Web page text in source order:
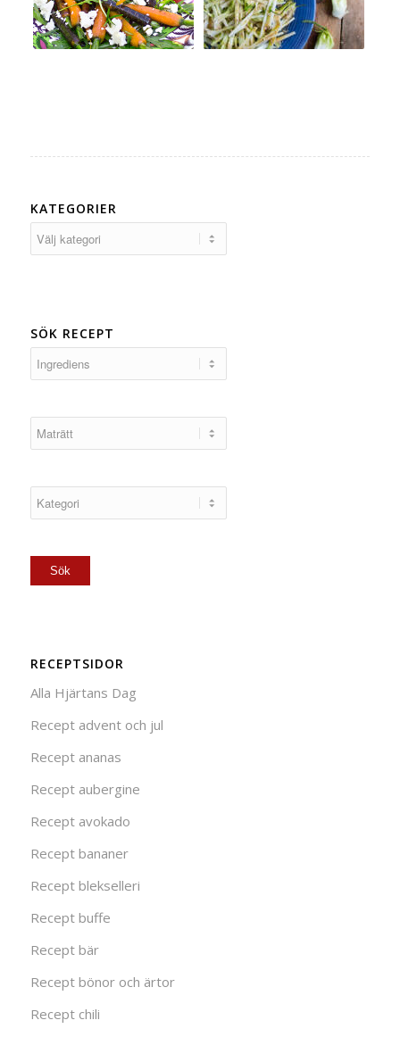
KATEGORIER
SÖK RECEPT
RECEPTSIDOR
Alla Hjärtans Dag
Recept advent och jul
Recept ananas
Recept aubergine
Recept avokado
Recept bananer
Recept blekselleri
Recept buffe
Recept bär
Recept bönor och ärtor
Recept chili